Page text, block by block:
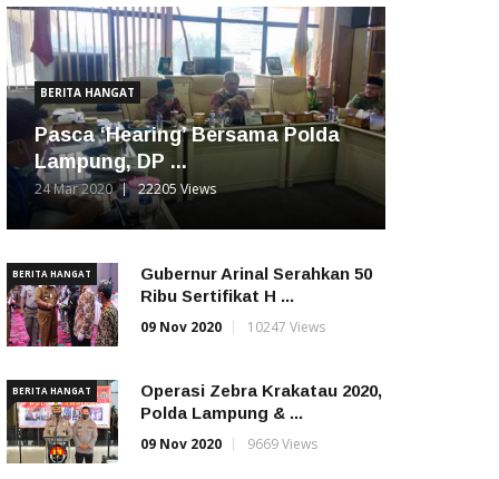
BERITA HANGAT
Pasca ‘Hearing’ Bersama Polda
Lampung, DP ...
24 Mar 2020 22205 Views
BERITA HANGAT
Gubernur Arinal Serahkan 50
Ribu Sertifikat H ...
09 Nov 2020
10247 Views
BERITA HANGAT
Operasi Zebra Krakatau 2020,
Polda Lampung & ...
09 Nov 2020
9669 Views